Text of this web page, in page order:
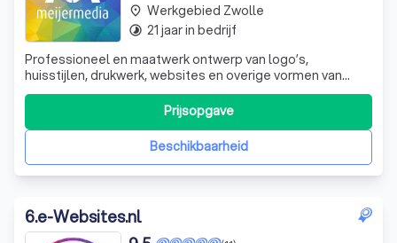
Professioneel en maatwerk ontwerp van logo’s,
huisstijlen, drukwerk, websites en overige vormen van
creatieve communicatie. Flexibel, betrouwbaar, een
overvloed aan creativiteit en nette prijzen.
Beschikbaarheid
Prijsopgave
place Werkgebied Zwolle
timelapse 21 jaar in bedrijf
6.e-Websites.nl